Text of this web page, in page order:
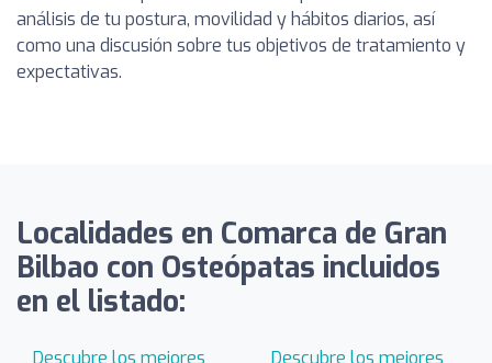
análisis de tu postura, movilidad y hábitos diarios, así
como una discusión sobre tus objetivos de tratamiento y
expectativas.
Localidades en Comarca de Gran
Bilbao con Osteópatas incluidos
en el listado:
Descubre los mejores
Descubre los mejores